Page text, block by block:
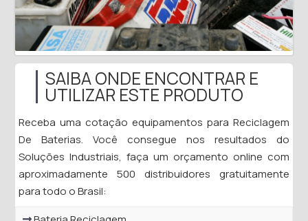
SAIBA ONDE ENCONTRAR E
UTILIZAR ESTE PRODUTO
Receba uma cotação equipamentos para Reciclagem
De Baterias. Você consegue nos resultados do
Soluções Industriais, faça um orçamento online com
aproximadamente 500 distribuidores gratuitamente
para todo o Brasil: